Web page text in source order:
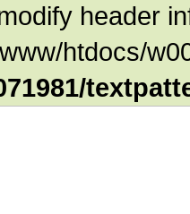
header
htdocs/